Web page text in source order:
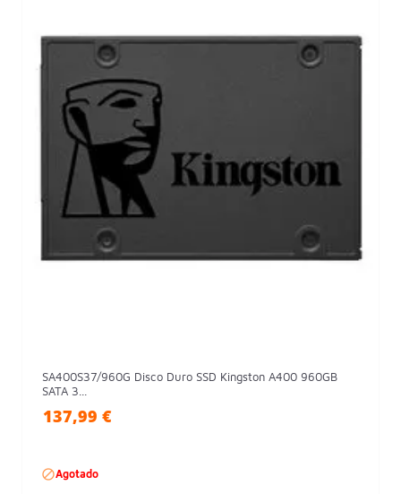
SA400S37/960G Disco Duro SSD Kingston A400 960GB
SATA 3...
137,99 €
Agotado